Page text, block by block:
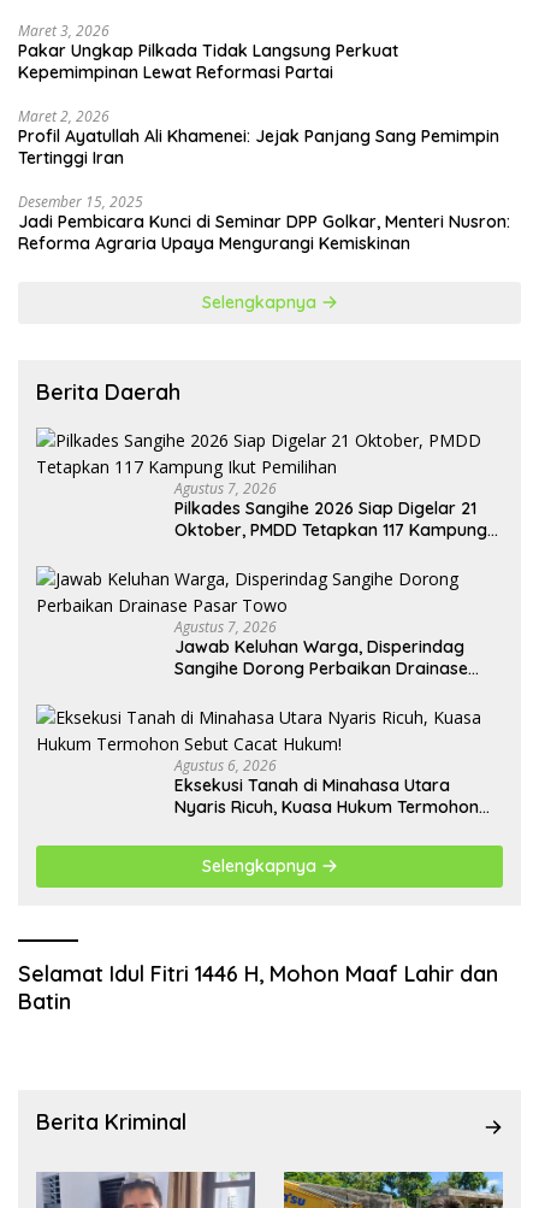
Maret 3, 2026
Pakar Ungkap Pilkada Tidak Langsung Perkuat
Kepemimpinan Lewat Reformasi Partai
Maret 2, 2026
Profil Ayatullah Ali Khamenei: Jejak Panjang Sang Pemimpin
Tertinggi Iran
Desember 15, 2025
Jadi Pembicara Kunci di Seminar DPP Golkar, Menteri Nusron:
Reforma Agraria Upaya Mengurangi Kemiskinan
Selengkapnya
Berita Daerah
Agustus 7, 2026
Pilkades Sangihe 2026 Siap Digelar 21
Oktober, PMDD Tetapkan 117 Kampung
Agustus 7, 2026
Jawab Keluhan Warga, Disperindag
Sangihe Dorong Perbaikan Drainase
Agustus 6, 2026
Eksekusi Tanah di Minahasa Utara
Nyaris Ricuh, Kuasa Hukum Termohon
Selengkapnya
Selamat Idul Fitri 1446 H, Mohon Maaf Lahir dan
Batin
Berita Kriminal